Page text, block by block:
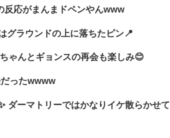
反応がまんまドペンやんwww
グラウンドの上に落ちたピン📍
ゃんとギョンスの再会も楽しみ😊
ったwwww
ダーマトリーではかなりイケ散らかせて